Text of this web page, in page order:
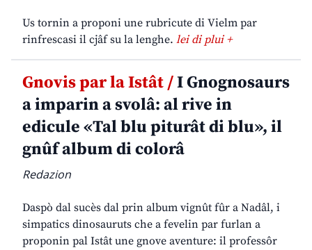
Us tornin a proponi une rubricute di Vielm par
rinfrescasi il cjâf su la lenghe. lei di plui +
Gnovis par la Istât /I Gnognosaurs
a imparin a svolâ: al rive in
edicule «Tal blu piturât di blu», il
gnûf album di colorâ
Redazion
Daspò dal sucès dal prin album vignût fûr a Nadâl, i
simpatics dinosauruts che a fevelin par furlan a
proponin pal Istât une gnove aventure: il professôr